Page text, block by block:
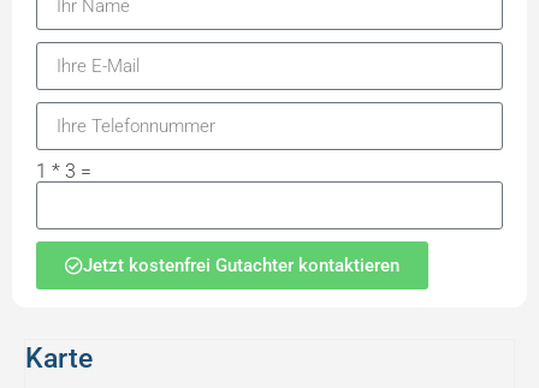
Karte
1 * 3 =
Jetzt kostenfrei Gutachter kontaktieren